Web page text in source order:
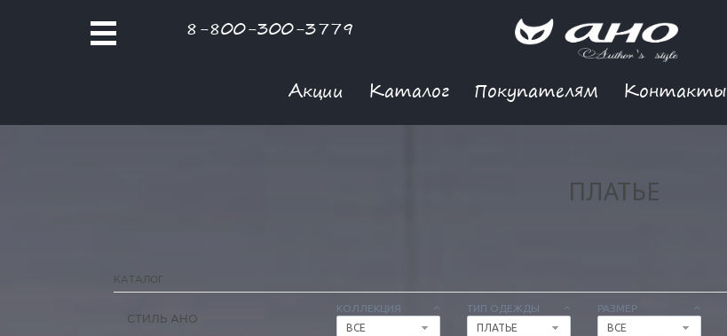
8-800-300-3779
Акции Каталог Покупателям Контакты
ПЛАТЬЕ
КАТАЛОГ
КОЛЛЕКЦИЯ
ВСЕ
ТИП ОДЕЖДЫ
ПЛАТЬЕ
РАЗМЕР
ВСЕ
СТИЛЬ АНО